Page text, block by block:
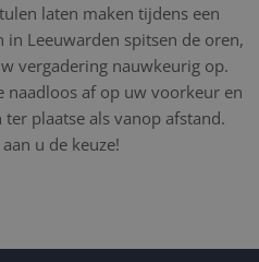
laten maken tijdens een
in Leeuwarden spitsen de oren,
vergadering nauwkeurig op.
naadloos af op uw voorkeur en
plaatse als vanop afstand.
u de keuze!